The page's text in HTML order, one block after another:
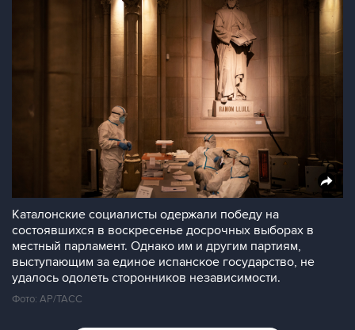
Каталонские социалисты одержали победу на
состоявшихся в воскресенье досрочных выборах в
местный парламент. Однако им и другим партиям,
выступающим за единое испанское государство, не
удалось одолеть сторонников независимости.
Фото: AP/ТАСС